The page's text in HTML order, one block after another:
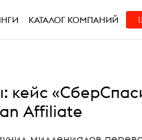
КАТАЛОГ КОМПАНИЙ
кейс
Affiliate